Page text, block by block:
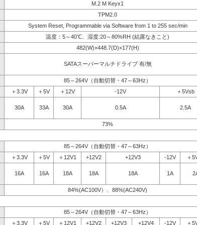
M.2 M Keyx1
TPM2.0
System Reset, Programmable via Software from 1 to 255 sec/min
温度：5～40℃、湿度:20～80%RH (結露なきこと)
482(W)×448.7(D)×177(H)
SATAスーパーマルチドライブ 有/無
85～264V（自動切替・47～63Hz）
＋3.3V ＋5V ＋12V -12V
＋5Vsb
30A
33A 30A 0.5A
2.5A
73%
85～264V（自動切替・47～63Hz）
＋3.3V ＋5V ＋12V1 +12V2 +12V3 -12V
＋
16A
16A 18A 18A 18A 1A
84%(AC100V）、88%(AC240V)
85～264V（自動切替・47～63Hz）
＋3.3V ＋5V ＋12V1 +12V2 +12V3 +12V4 -12V ＋